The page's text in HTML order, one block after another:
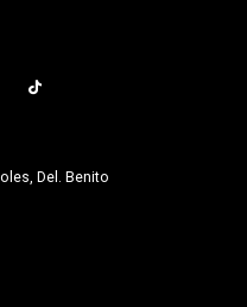
Del. Benito